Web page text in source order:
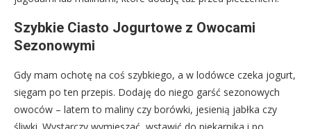
Szybkie Ciasto Jogurtowe z Owocami
Sezonowymi
Gdy mam ochotę na coś szybkiego, a w lodówce czeka jogurt,
sięgam po ten przepis. Dodaję do niego garść sezonowych
owoców – latem to maliny czy borówki, jesienią jabłka czy